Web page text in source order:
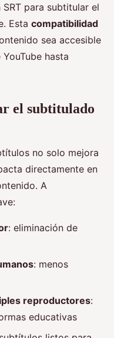
para subtitular el
Esta compatibilidad
sea accesible
hasta
el subtitulado
no solo mejora
directamente en
A
: eliminación de
: menos
reproductores:
educativas